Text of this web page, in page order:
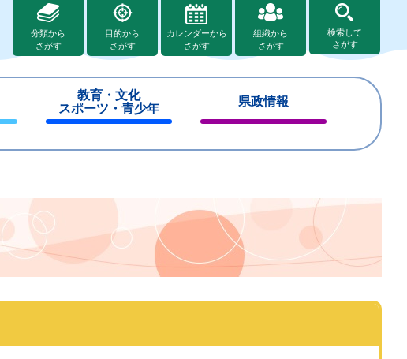
分類から
さがす
目的から
さがす
カレンダーから
さがす
組織から
さがす
検索して
さがす
教育・文化
スポーツ・青少年
じ
県政情報
じ